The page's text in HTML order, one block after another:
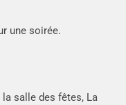
une soirée.
la salle des fêtes, La